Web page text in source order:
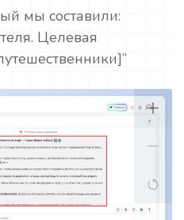
мы составили:
Целевая